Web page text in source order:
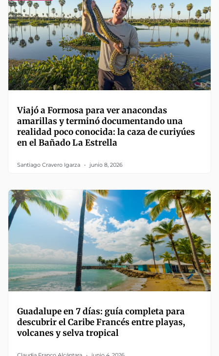
Viajó a Formosa para ver anacondas
amarillas y terminó documentando una
realidad poco conocida: la caza de curiyúes
en el Bañado La Estrella
Santiago Cravero Igarza junio 8, 2026
Guadalupe en 7 días: guía completa para
descubrir el Caribe Francés entre playas,
volcanes y selva tropical